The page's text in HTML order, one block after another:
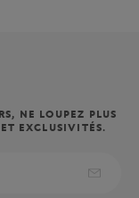
NE LOUPEZ PLUS
EXCLUSIVITÉS.